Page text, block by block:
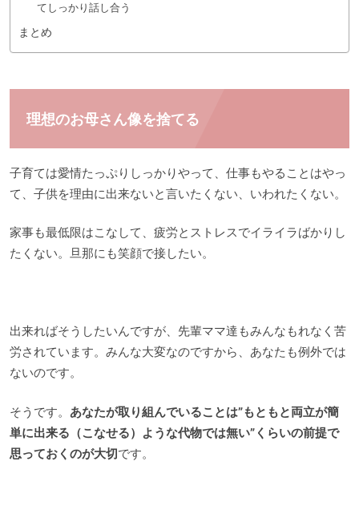
てしっかり話し合う
まとめ
理想のお母さん像を捨てる
子育ては愛情たっぷりしっかりやって、仕事もやることはやっ
て、子供を理由に出来ないと言いたくない、いわれたくない。
家事も最低限はこなして、疲労とストレスでイライラばかりし
たくない。旦那にも笑顔で接したい。
出来ればそうしたいんですが、先輩ママ達もみんなもれなく苦
労されています。みんな大変なのですから、あなたも例外では
ないのです。
そうです。 あなたが取り組んでいることは”もともと両立が簡
単に出来る（こなせる）ような代物では無い”くらいの前提で
思っておくのが大切です。